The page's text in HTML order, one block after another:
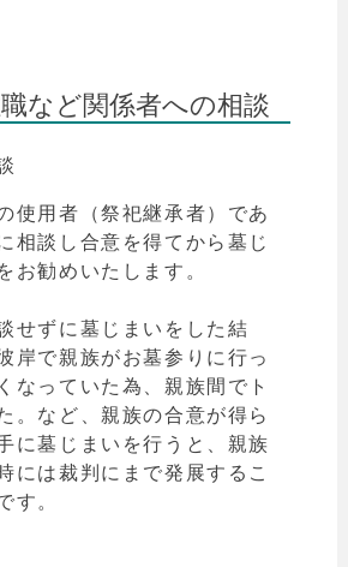
など関係者への相談
使用者（祭祀継承者）であ
相談し合意を得てから墓じ
お勧めいたします。
せずに墓じまいをした結
岸で親族がお墓参りに行っ
なっていた為、親族間でト
。など、親族の合意が得ら
に墓じまいを行うと、親族
には裁判にまで発展するこ
す。